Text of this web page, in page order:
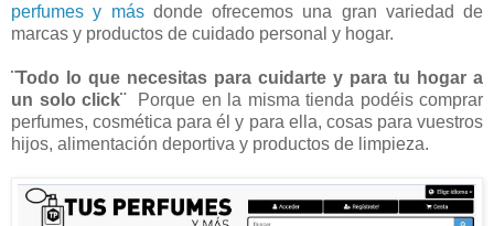
perfumes y másdonde ofrecemos una gran variedad de
marcas y productos de cuidado personal y hogar.
¨Todo lo que necesitas para cuidarte y para tu hogar a
un solo click¨
Porque en la misma tienda podéis comprar
perfumes, cosmética para él y para ella, cosas para vuestros
hijos, alimentación deportiva y productos de limpieza.